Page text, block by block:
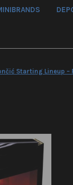
Starting Lineup –